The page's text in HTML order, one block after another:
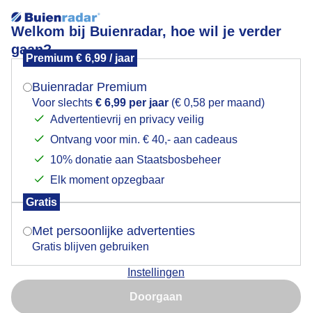
Welkom bij Buienradar, hoe wil je verder
gaan?
Premium € 6,99 / jaar
Buienradar Premium
Voor slechts € 6,99 per jaar (€ 0,58 per maand)
Advertentievrij en privacy veilig
Ontvang voor min. € 40,- aan cadeaus
10% donatie aan Staatsbosbeheer
Elk moment opzegbaar
Gratis
Met persoonlijke advertenties
Gratis blijven gebruiken
Instellingen
Doorgaan
Avondvierdaagse in
aantal plaatsen afgelast
vanwege mogelijk
noodweer
02 juni 2026 14:29
Op een aantal plekken valt de avondvierdaagse vanavond in
het water. Het KNMI heeft voor vrijwel het hele land code geel
afgegeven in verband met onweer.
Mogen we je locatie gebruiken voor het
Indien je hier nog geen akkoord op hebt gegeven,
verschijnt er zo een pop-up uit je browser waarin
Is goed, toon de popup
Nu niet, misschien later